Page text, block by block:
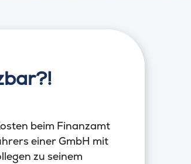
beim Finanzamt
einer GmbH mit
zu seinem